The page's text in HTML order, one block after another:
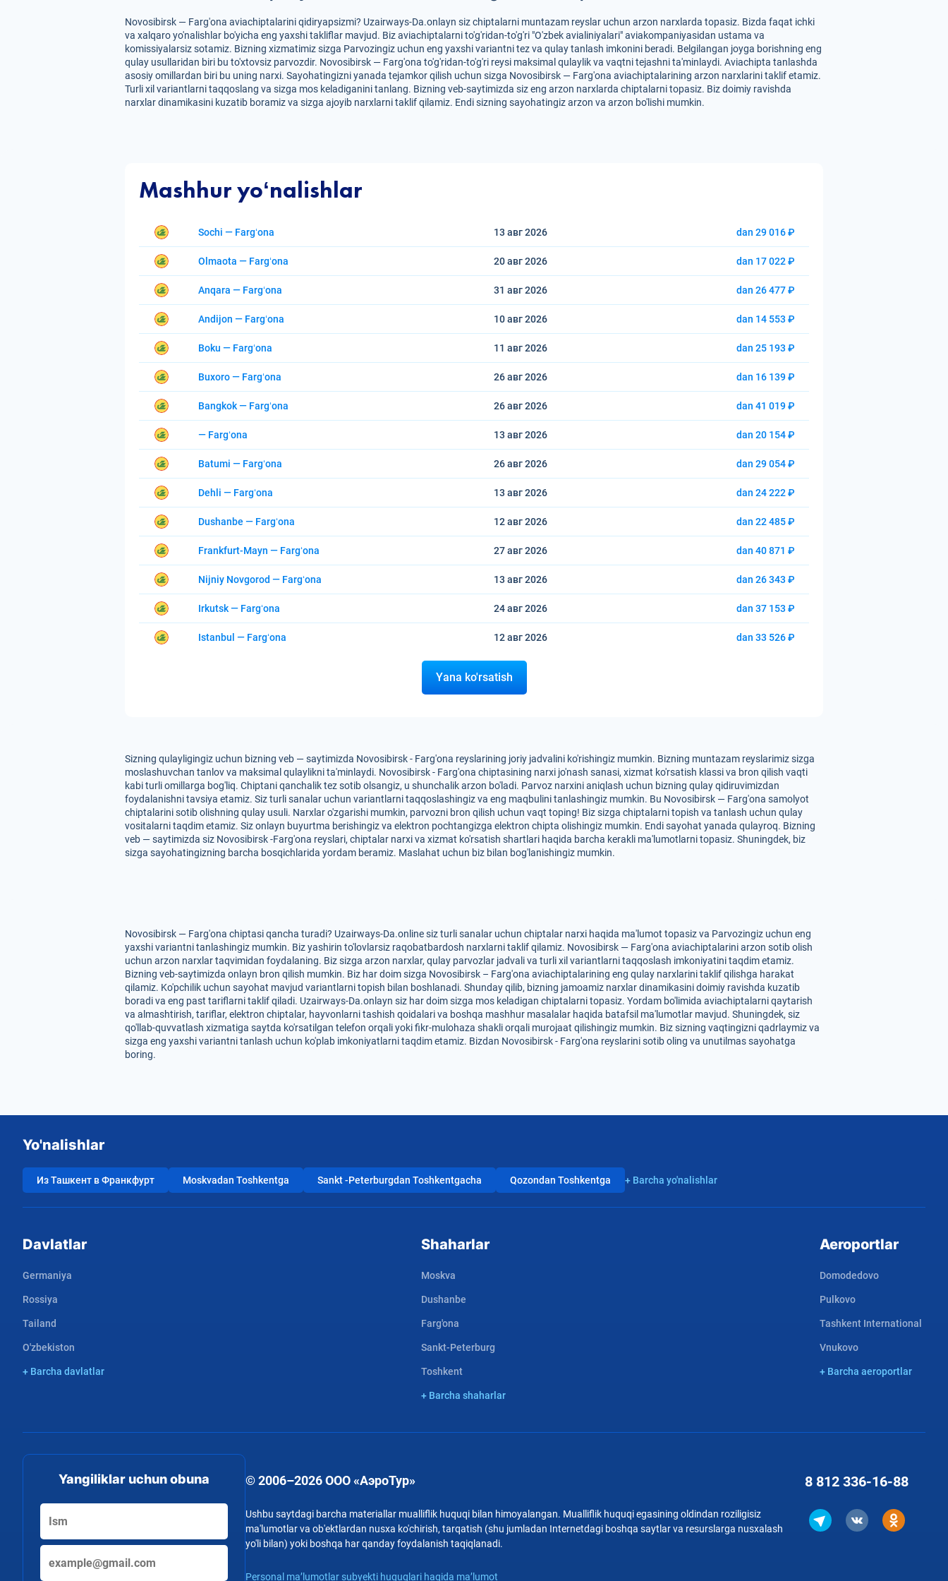
Novosibirsk — Farg'ona aviachiptalarini qidiryapsizmi? Uzairways-Da.onlayn siz chiptalarni muntazam reyslar uchun arzon narxlarda topasiz. Bizda faqat ichki
va xalqaro yo'nalishlar bo'yicha eng yaxshi takliflar mavjud. Biz aviachiptalarni to'g'ridan-to'g'ri "O'zbek avialiniyalari" aviakompaniyasidan ustama va
komissiyalarsiz sotamiz. Bizning xizmatimiz sizga Parvozingiz uchun eng yaxshi variantni tez va qulay tanlash imkonini beradi. Belgilangan joyga borishning eng
qulay usullaridan biri bu to'xtovsiz parvozdir. Novosibirsk — Farg'ona to'g'ridan-to'g'ri reysi maksimal qulaylik va vaqtni tejashni ta'minlaydi. Aviachipta tanlashda
asosiy omillardan biri bu uning narxi. Sayohatingizni yanada tejamkor qilish uchun sizga Novosibirsk — Farg'ona aviachiptalarining arzon narxlarini taklif etamiz.
Turli xil variantlarni taqqoslang va sizga mos keladiganini tanlang. Bizning veb-saytimizda siz eng arzon narxlarda chiptalarni topasiz. Biz doimiy ravishda
narxlar dinamikasini kuzatib boramiz va sizga ajoyib narxlarni taklif qilamiz. Endi sizning sayohatingiz arzon va arzon bo'lishi mumkin.
Mashhur yoʻnalishlar
Sochi — Fargʻona 13 авг2026 dan 29 016 ₽
Olmaota — Fargʻona 20 авг2026 dan 17 022 ₽
Anqara — Fargʻona 31 авг2026 dan 26 477 ₽
Andijon — Fargʻona 10 авг2026 dan 14 553 ₽
Boku — Fargʻona 11 авг2026 dan 25 193 ₽
Buxoro — Fargʻona 26 авг2026 dan 16 139 ₽
Bangkok — Fargʻona 26 авг2026 dan 41 019 ₽
— Fargʻona 13 авг2026 dan 20 154 ₽
Batumi — Fargʻona 26 авг2026 dan 29 054 ₽
Dehli — Fargʻona 13 авг2026 dan 24 222 ₽
Dushanbe — Fargʻona 12 авг2026 dan 22 485 ₽
Frankfurt-Mayn — Fargʻona 27 авг2026 dan 40 871 ₽
Nijniy Novgorod — Fargʻona 13 авг2026 dan 26 343 ₽
Irkutsk — Fargʻona 24 авг2026 dan 37 153 ₽
Istanbul — Fargʻona 12 авг2026 dan 33 526 ₽
Yana ko'rsatish
Sizning qulayligingiz uchun bizning veb — saytimizda Novosibirsk - Farg'ona reyslarining joriy jadvalini ko'rishingiz mumkin. Bizning muntazam reyslarimiz sizga
moslashuvchan tanlov va maksimal qulaylikni ta'minlaydi. Novosibirsk - Farg'ona chiptasining narxi jo'nash sanasi, xizmat ko'rsatish klassi va bron qilish vaqti
kabi turli omillarga bog'liq. Chiptani qanchalik tez sotib olsangiz, u shunchalik arzon bo'ladi. Parvoz narxini aniqlash uchun bizning qulay qidiruvimizdan
foydalanishni tavsiya etamiz. Siz turli sanalar uchun variantlarni taqqoslashingiz va eng maqbulini tanlashingiz mumkin. Bu Novosibirsk — Farg'ona samolyot
chiptalarini sotib olishning qulay usuli. Narxlar o'zgarishi mumkin, parvozni bron qilish uchun vaqt toping! Biz sizga chiptalarni topish va tanlash uchun qulay
vositalarni taqdim etamiz. Siz onlayn buyurtma berishingiz va elektron pochtangizga elektron chipta olishingiz mumkin. Endi sayohat yanada qulayroq. Bizning
veb — saytimizda siz Novosibirsk -Farg'ona reyslari, chiptalar narxi va xizmat ko'rsatish shartlari haqida barcha kerakli ma'lumotlarni topasiz. Shuningdek, biz
sizga sayohatingizning barcha bosqichlarida yordam beramiz. Maslahat uchun biz bilan bog'lanishingiz mumkin.
Novosibirsk — Farg'ona chiptasi qancha turadi? Uzairways-Da.online siz turli sanalar uchun chiptalar narxi haqida ma'lumot topasiz va Parvozingiz uchun eng
yaxshi variantni tanlashingiz mumkin. Biz yashirin to'lovlarsiz raqobatbardosh narxlarni taklif qilamiz. Novosibirsk — Farg'ona aviachiptalarini arzon sotib olish
uchun arzon narxlar taqvimidan foydalaning. Biz sizga arzon narxlar, qulay parvozlar jadvali va turli xil variantlarni taqqoslash imkoniyatini taqdim etamiz.
Bizning veb-saytimizda onlayn bron qilish mumkin. Biz har doim sizga Novosibirsk – Farg'ona aviachiptalarining eng qulay narxlarini taklif qilishga harakat
qilamiz. Ko'pchilik uchun sayohat mavjud variantlarni topish bilan boshlanadi. Shunday qilib, bizning jamoamiz narxlar dinamikasini doimiy ravishda kuzatib
boradi va eng past tariflarni taklif qiladi. Uzairways-Da.onlayn siz har doim sizga mos keladigan chiptalarni topasiz. Yordam bo'limida aviachiptalarni qaytarish
va almashtirish, tariflar, elektron chiptalar, hayvonlarni tashish qoidalari va boshqa mashhur masalalar haqida batafsil ma'lumotlar mavjud. Shuningdek, siz
qo'llab-quvvatlash xizmatiga saytda ko'rsatilgan telefon orqali yoki fikr-mulohaza shakli orqali murojaat qilishingiz mumkin. Biz sizning vaqtingizni qadrlaymiz va
sizga eng yaxshi variantni tanlash uchun ko'plab imkoniyatlarni taqdim etamiz. Bizdan Novosibirsk - Farg'ona reyslarini sotib oling va unutilmas sayohatga
boring.
Yo'nalishlar
Из Ташкент в Франкфурт Moskvadan Toshkentga Sankt -Peterburgdan Toshkentgacha Qozondan Toshkentga + Barcha yo'nalishlar
Davlatlar
Germaniya
Rossiya
Tailand
O'zbekiston
+ Barcha davlatlar
Shaharlar
Moskva
Dushanbe
Farg'ona
Sankt-Peterburg
Toshkent
+ Barcha shaharlar
Aeroportlar
Domodedovo
Pulkovo
Tashkent International
Vnukovo
+ Barcha aeroportlar
Yangiliklar uchun obuna © 2006–2026 ООО «АэроТур»
Ushbu saytdagi barcha materiallar mualliflik huquqi bilan himoyalangan. Mualliflik huquqi egasining oldindan roziligisiz
ma'lumotlar va ob'ektlardan nusxa ko'chirish, tarqatish (shu jumladan Internetdagi boshqa saytlar va resurslarga nusxalash
yo'li bilan) yoki boshqa har qanday foydalanish taqiqlanadi.
Personal ma’lumotlar subyekti huquqlari haqida ma’lumot
8 812 336-16-88